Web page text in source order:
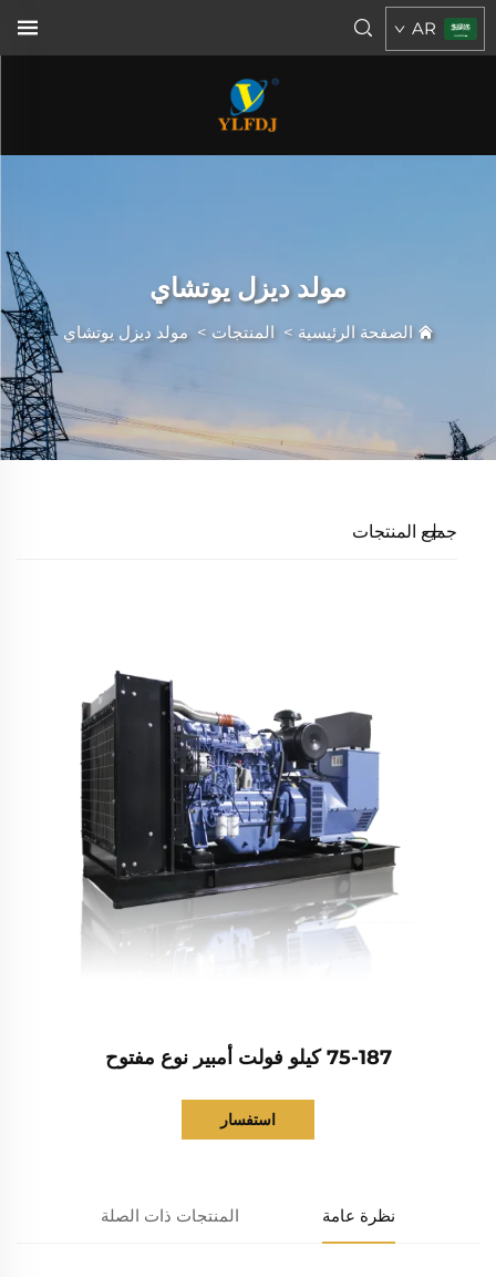
AR
مولد ديزل يوتشاي
الصفحة الرئيسية >المنتجات >مولد ديزل يوتشاي
جميع المنتجات
75-187 كيلو فولت أمبير نوع مفتوح
استفسار
نظرة عامة المنتجات ذات الصلة